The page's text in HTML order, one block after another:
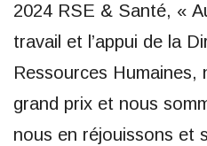
2024 RSE & Santé, «
travail et l’appui de la
Ressources Humaines,
grand prix et nous
nous en réjouissons et